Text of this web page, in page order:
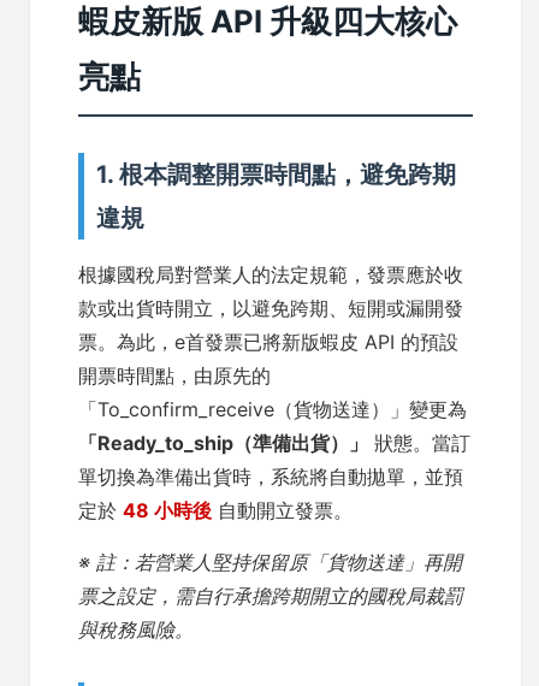
蝦皮新版 API 升級四大核心
亮點
1. 根本調整開票時間點，避免跨期
違規
根據國稅局對營業人的法定規範，發票應於收
款或出貨時開立，以避免跨期、短開或漏開發
票。為此，e首發票已將新版蝦皮 API 的預設
開票時間點，由原先的
「To_confirm_receive（貨物送達）」變更為
「Ready_to_ship（準備出貨）」
狀態。當訂
單切換為準備出貨時，系統將自動拋單，並預
定於 48 小時後 自動開立發票。
※ 註：若營業人堅持保留原「貨物送達」再開
票之設定，需自行承擔跨期開立的國稅局裁罰
與稅務風險。